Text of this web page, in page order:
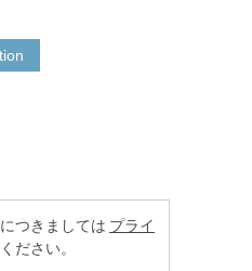
つきましては プライ
ださい。